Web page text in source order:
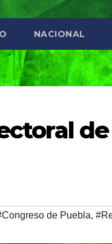
NACIONAL
de Puebla,